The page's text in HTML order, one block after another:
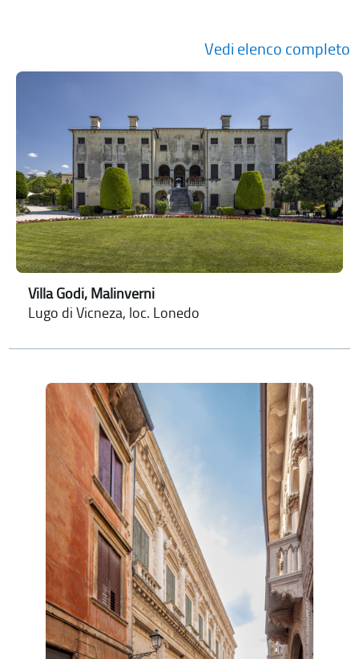
Vedi elenco completo
Villa Godi, Malinverni
Lugo di Vicneza, loc. Lonedo